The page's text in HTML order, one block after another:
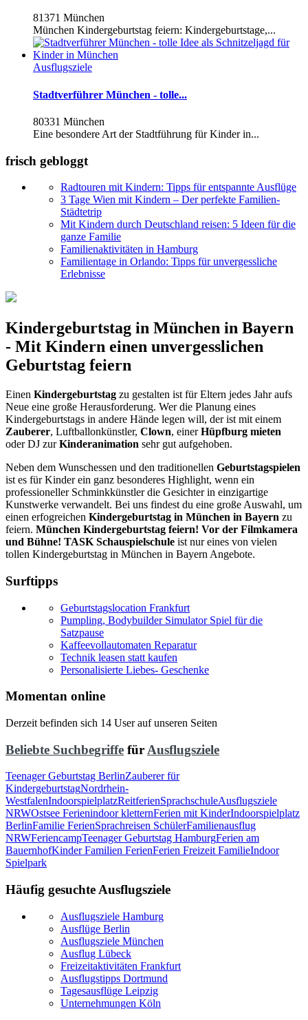
81371 München
München Kindergeburtstag feiern: Kindergeburtstage,...
Ausflugsziele
Stadtverführer München - tolle...
80331 München
Eine besondere Art der Stadtführung für Kinder in...
frisch gebloggt
Radtouren mit Kindern: Tipps für entspannte Ausflüge
3 Tage Wien mit Kindern – Der perfekte Familien-
Städtetrip
Mit Kindern durch Deutschland reisen: 5 Ideen für die
ganze Familie
Familienaktivitäten in Hamburg
Familientage in Orlando: Tipps für unvergessliche
Erlebnisse
Kindergeburtstag in München in Bayern
- Mit Kindern einen unvergesslichen
Geburtstag feiern
Einen Kindergeburtstag zu gestalten ist für Eltern jedes Jahr aufs
Neue eine große Herausforderung. Wer die Planung eines
Kindergeburtstags in andere Hände legen will, der ist mit einem
Zauberer, Luftballonkünstler, Clown, einerHüpfburg mieten
oder DJ zurKinderanimation sehr gut aufgehoben.
Neben dem Wunschessen und den traditionellen Geburtstagspielen
ist es für Kinder ein ganz besonderes Highlight, wenn ein
professioneller Schminkkünstler die Gesichter in einzigartige
Kunstwerke verwandelt. Bei uns findest du eine große Auswahl, um
einen erfogreichen Kindergeburtstag in München in Bayern zu
feiern. München Kindergeburtstag feiern! Vor der Filmkamera
und Bühne! TASK Schauspielschule ist nur eines von vielen
tollen Kindergeburtstag in München in Bayern Angebote.
Surftipps
Geburtstagslocation Frankfurt
Pumpling, Bodybuilder Simulator Spiel für die
Satzpause
Kaffeevollautomaten Reparatur
Technik leasen statt kaufen
Personalisierte Liebes- Geschenke
Momentan online
Derzeit befinden sich 14 User auf unseren Seiten
Beliebte Suchbegriffe für Ausflugsziele
Teenager Geburtstag BerlinZauberer für
KindergeburtstagNordrhein-
WestfalenIndoorspielplatzReitferienSprachschuleAusflugsziele
NRWOstsee Ferienindoor kletternFerien mit KinderIndoorspielplatz
BerlinFamilie FerienSprachreisen SchülerFamilienausflug
NRWFeriencampTeenager Geburtstag HamburgFerien am
BauernhofKinder Familien FerienFerien Freizeit FamilieIndoor
Spielpark
Häufig gesuchte Ausflugsziele
Ausflugsziele Hamburg
Ausflüge Berlin
Ausflugsziele München
Ausflug Lübeck
Freizeitaktivitäten Frankfurt
Ausflugstipps Dortmund
Tagesausflüge Leipzig
Unternehmungen Köln